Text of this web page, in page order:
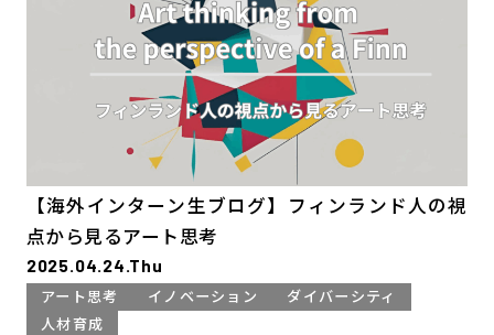
【海外インターン生ブログ】フィンランド人の視
点から見るアート思考
2025.04.24.Thu
アート思考 イノベーション
ダイバーシティ
人材育成